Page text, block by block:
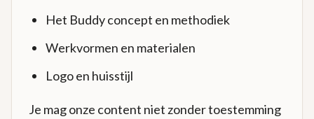
Het Buddy concept en methodiek
Werkvormen en materialen
Logo en huisstijl
Je mag onze content niet zonder toestemming